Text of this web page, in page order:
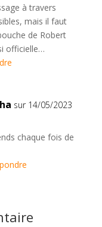
à travers
mais il faut
de Robert
officielle…
sur 14/05/2023
chaque fois de